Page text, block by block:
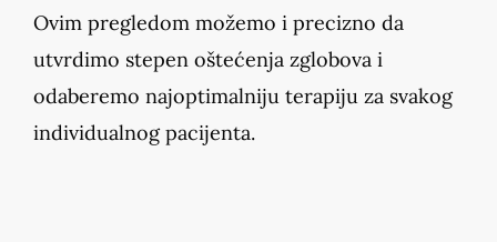
Ovim pregledom možemo i precizno da
utvrdimo stepen oštećenja zglobova i
odaberemo najoptimalniju terapiju za svakog
individualnog pacijenta.